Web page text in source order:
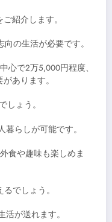
紹介します。
の生活が必要です。
心で2万5,000円程度、
あります。
しょう。
暮らしが可能です。
食や趣味も楽しめま
でしょう。
活が送れます。